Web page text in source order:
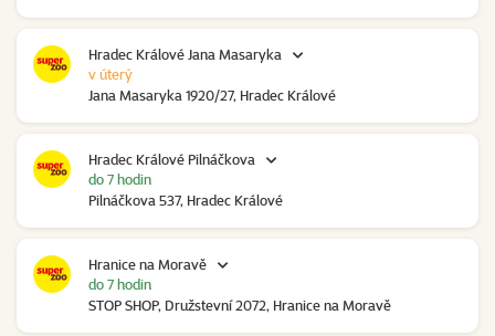
Hradec Králové Jana Masaryka
Jana Masaryka 1920/27, Hradec Králové
v úterý
Hradec Králové Pilnáčkova
Pilnáčkova 537, Hradec Králové
do 7 hodin
Hranice na Moravě
STOP SHOP, Družstevní 2072, Hranice na Moravě
do 7 hodin